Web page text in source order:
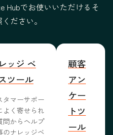
Hubでお使いいただけるそ
ださい。
ッジ ベ
ツール
タマーサポー
よく寄せられ
問からヘルプ
のナレッジベ
顧客
アン
ケー
トツ
ール